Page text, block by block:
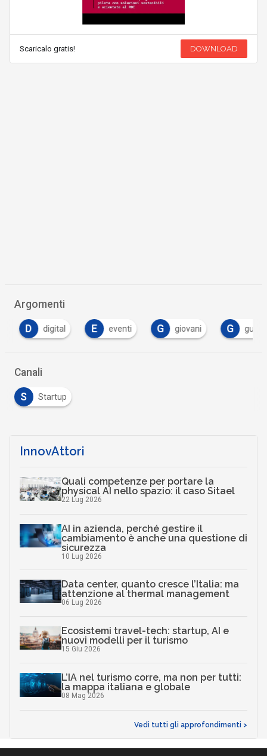
Scaricalo gratis! DOWNLOAD
Argomenti
D digital eventi G giovani G guida
Canali
S Startup
InnovAttori
Quali competenze per portare la
physical AI nello spazio: il caso Sitael
22 Lug 2026
AI in azienda, perché gestire il
cambiamento è anche una questione di
sicurezza
10 Lug 2026
Data center, quanto cresce l’Italia: ma
attenzione al thermal management
06 Lug 2026
Ecosistemi travel-tech: startup, AI e
nuovi modelli per il turismo
15 Giu 2026
L’IA nel turismo corre, ma non per tutti:
la mappa italiana e globale
08 Mag 2026
Vedi tutti gli approfondimenti >